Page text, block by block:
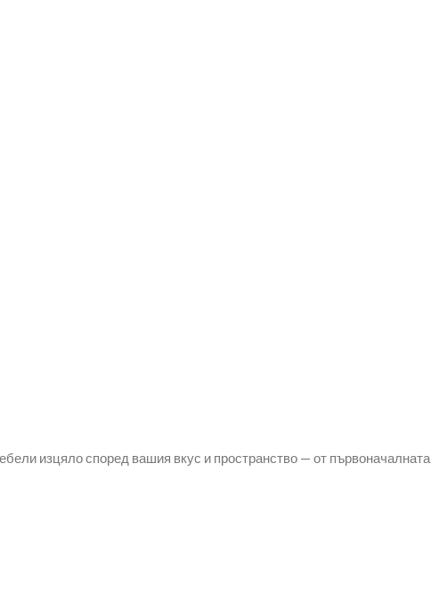
изцяло според вашия вкус и пространство — от